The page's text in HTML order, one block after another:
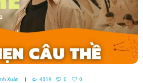
Xuân 4519 0 0